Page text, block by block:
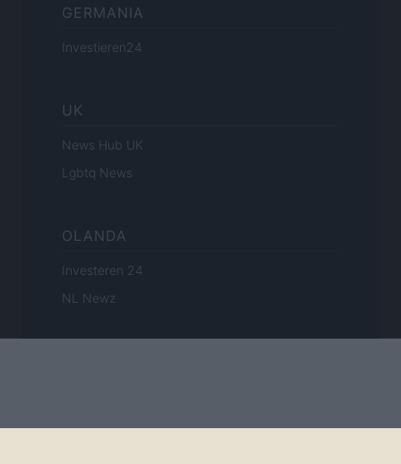
GERMANIA
Investieren24
UK
News Hub UK
Lgbtq News
OLANDA
Investeren 24
NL Newz